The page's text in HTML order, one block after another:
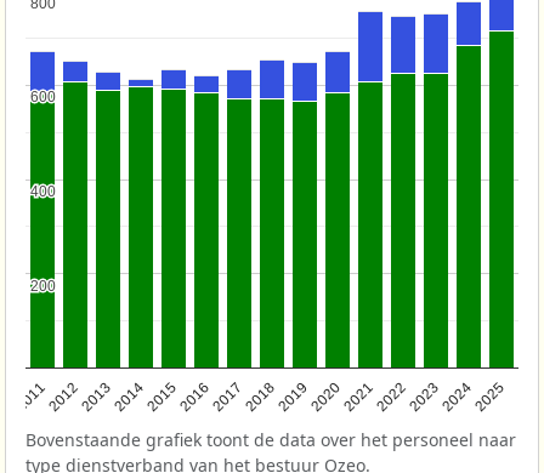
201120122013201420152016201720182019202020212022202320242025
200
200
400
400
600
600
800
800
Bovenstaande grafiek toont de data over het personeel naar
type dienstverband van het bestuur Ozeo.